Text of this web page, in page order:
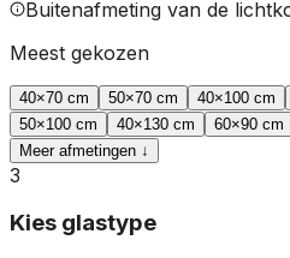
Buitenafmeting van de
Meest gekozen
40×70 cm 50×70 cm 40×100 cm
50×100 cm 40×130 cm 60×90 cm
Meer afmetingen ↓
3
Kies glastype